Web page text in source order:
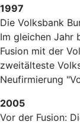
1997
Die Volksbank
Im gleichen Jahr
Fusion mit der
zweitälteste
Neufirmierung
2005
Vor der Fusion: